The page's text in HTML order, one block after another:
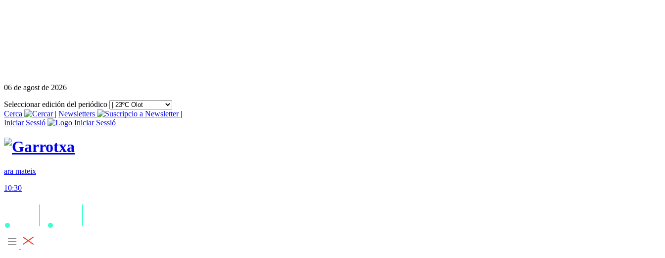
06 de agost de 2026
Seleccionar edición del periódico
Cerca
| Newsletters
|
Iniciar Sessió
ara mateix
10:30